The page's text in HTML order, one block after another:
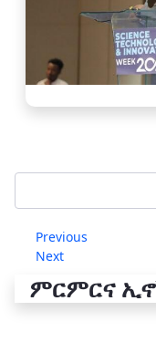
Previous
Next
ምርምርና